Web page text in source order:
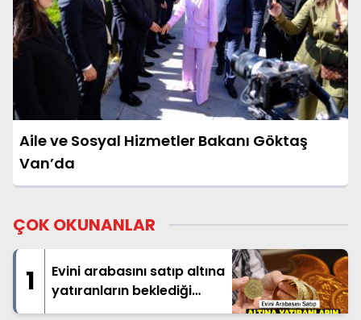
Aile ve Sosyal Hizmetler Bakanı Göktaş
Van’da
ÇOK OKUNANLAR
1
Evini arabasını satıp altına
yatıranların beklediği
haber geldi